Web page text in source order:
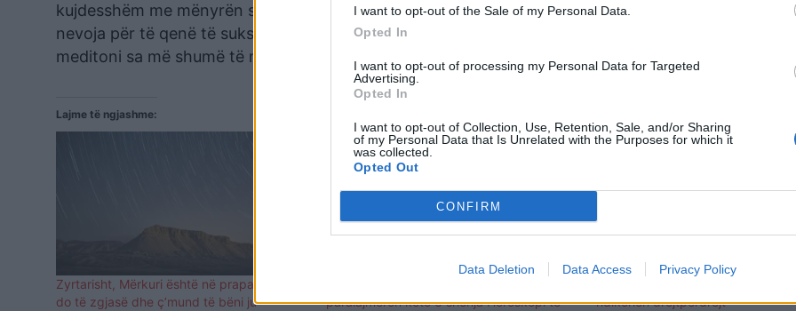
I want to opt-out of the Sale of my Personal Data.
Opted In
I want to opt-out of processing my Personal Data for Targeted
Advertising.
Opted In
I want to opt-out of Collection, Use, Retention, Sale, and/or Sharing
of my Personal Data that Is Unrelated with the Purposes for which it
was collected.
Opted Out
CONFIRM
Data Deletion Data Access Privacy Policy
kujdesshëm me mënyrën sesi flisni me kolegët dhe klientët. Eshtë periudhë tranzitore e vështirë
nevoja për të qenë të suksesshëm mund të shoqërohet me tension. Lidhu më shumë me natyrën
meditoni sa më shumë të mundeni.
Lajme të ngjashme:
Zyrtarisht, Mërkuri është në prapavijë: Sa
do të zgjasë dhe ç’mund të bëni ju
paralajmëron këto 3 shenja Horoskopi të
ndikohen drejtpërdrejt